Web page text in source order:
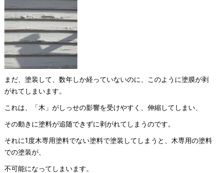
まだ、塗装して、数年しか経っていないのに、このように塗膜が剥
がれてしまいます。
これは、「木」がしっせの影響を受けやすく、伸縮してしまい、
その動きに塗料が追随できずに剥がれてしまうのです。
それに1度木専用塗料でない塗料で塗装してしまうと、木専用の塗料
での塗装が、
不可能になってしまいます。